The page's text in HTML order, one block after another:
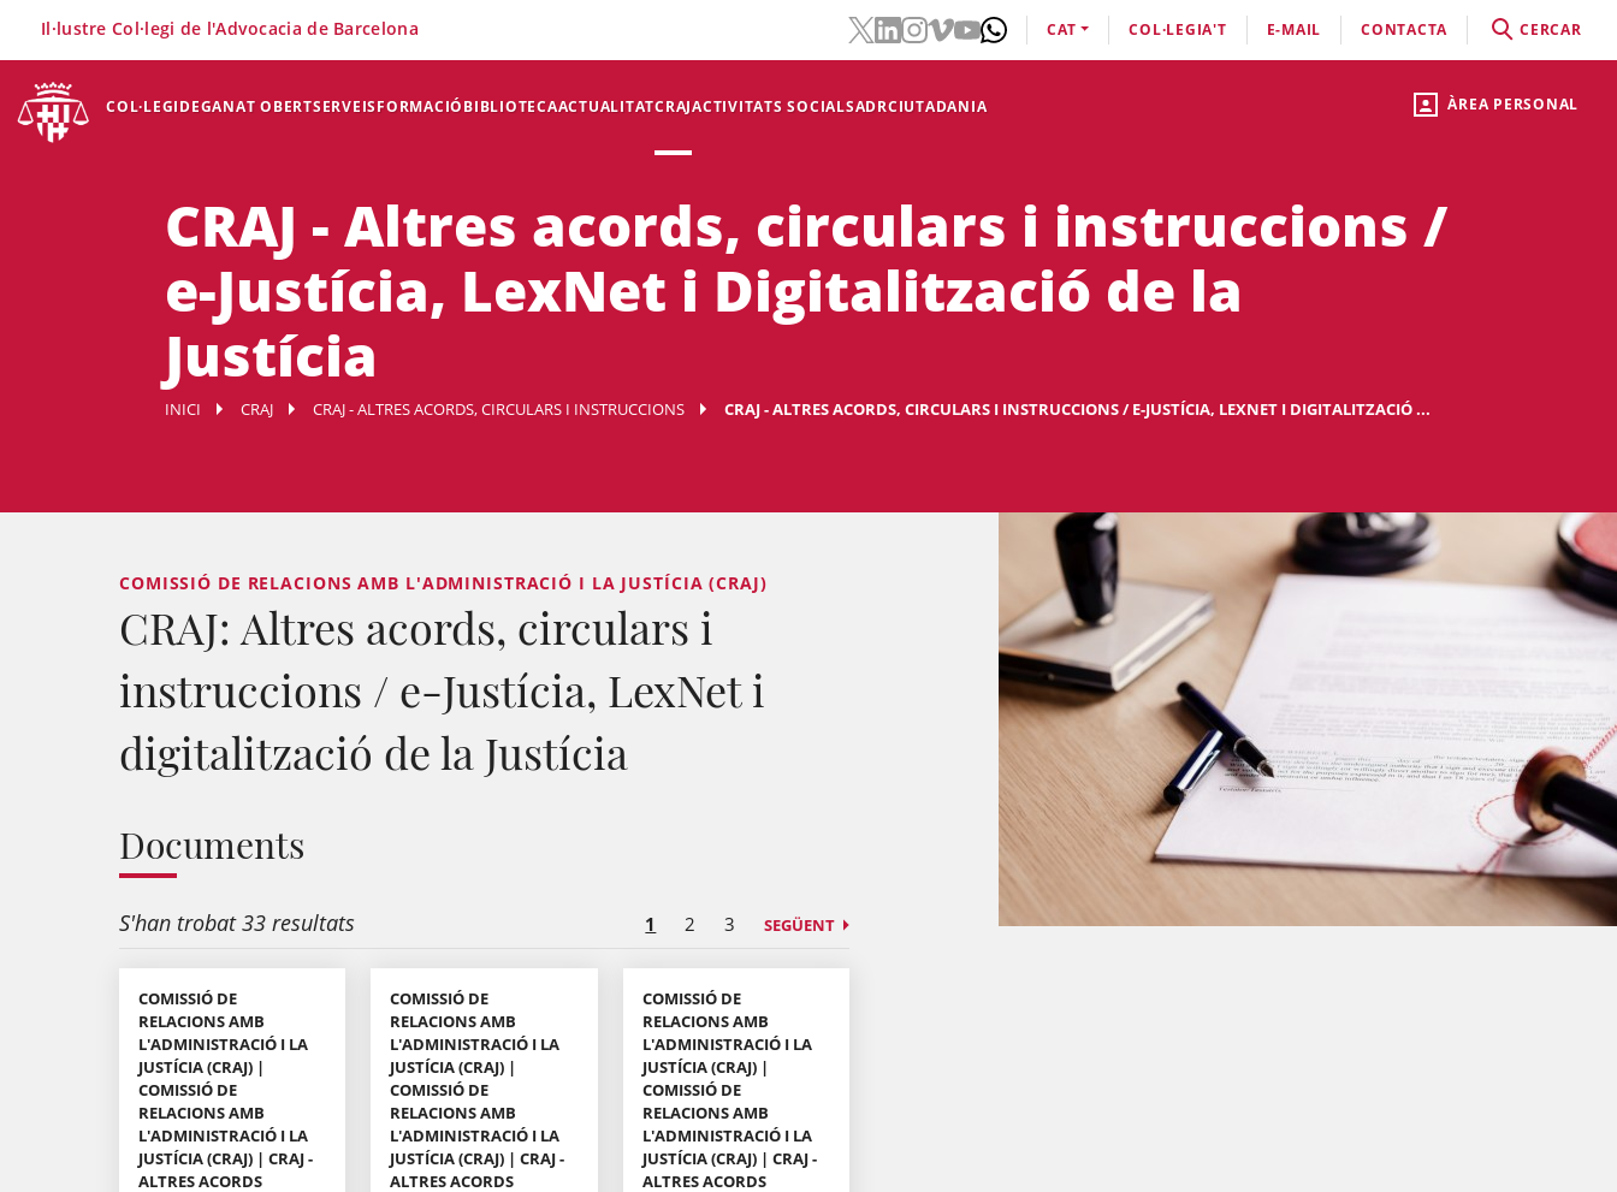
ÀREA PERSONAL
COL·LEGIDEGANAT OBERTSERVEISFORMACIÓBIBLIOTECAACTUALITATCRAJACTIVITATS SOCIALSADRCIUTADANIA
Il·lustre Col·legi de l'Advocacia de Barcelona CAT COL·LEGIA'T E-MAIL CONTACTA CERCAR
CRAJ - Altres acords, circulars i instruccions /
e-Justícia, LexNet i Digitalització de la
Justícia
INICI CRAJ CRAJ - ALTRES ACORDS, CIRCULARS I INSTRUCCIONS CRAJ - ALTRES ACORDS, CIRCULARS I INSTRUCCIONS / E-JUSTÍCIA, LEXNET I DIGITALITZACIÓ ...
COMISSIÓ DE RELACIONS AMB L'ADMINISTRACIÓ I LA JUSTÍCIA (CRAJ)
CRAJ: Altres acords, circulars i
instruccions / e-Justícia, LexNet i
digitalització de la Justícia
Documents
S'han trobat 33 resultats 1 2 3 SEGÜENT
COMISSIÓ DE
RELACIONS AMB
L'ADMINISTRACIÓ I LA
JUSTÍCIA (CRAJ) |
COMISSIÓ DE
RELACIONS AMB
L'ADMINISTRACIÓ I LA
JUSTÍCIA (CRAJ) | CRAJ -
ALTRES ACORDS
COMISSIÓ DE
RELACIONS AMB
L'ADMINISTRACIÓ I LA
JUSTÍCIA (CRAJ) |
COMISSIÓ DE
RELACIONS AMB
L'ADMINISTRACIÓ I LA
JUSTÍCIA (CRAJ) | CRAJ -
ALTRES ACORDS
COMISSIÓ DE
RELACIONS AMB
L'ADMINISTRACIÓ I LA
JUSTÍCIA (CRAJ) |
COMISSIÓ DE
RELACIONS AMB
L'ADMINISTRACIÓ I LA
JUSTÍCIA (CRAJ) | CRAJ -
ALTRES ACORDS